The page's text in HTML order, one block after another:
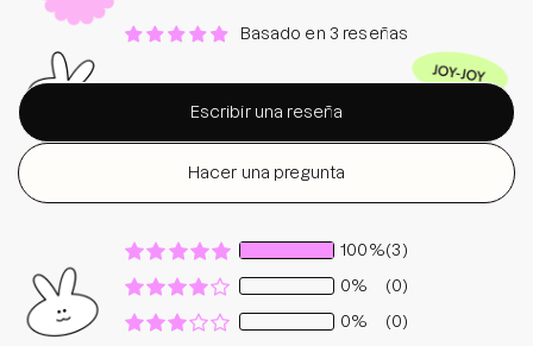
Basado en 3 reseñas
Escribir una reseña
Hacer una pregunta
100%(3)
0%
(0)
0%
(0)